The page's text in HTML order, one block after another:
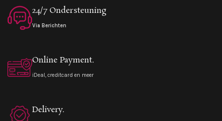
24/7 Ondersteuning
Via Berichten
Online Payment.
iDeal, creditcard en meer
Delivery.